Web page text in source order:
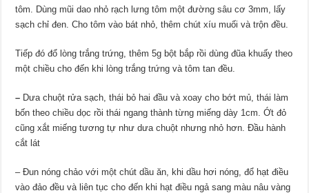
tôm. Dùng mũi dao nhỏ rạch lưng tôm một đường sâu cơ 3mm, lấy
sạch chỉ đen. Cho tôm vào bát nhỏ, thêm chút xíu muối và trộn đều.
Tiếp đó đổ lòng trắng trứng, thêm 5g bột bắp rồi dùng đũa khuấy theo
một chiều cho đến khi lòng trắng trứng và tôm tan đều.
– Dưa chuột rửa sạch, thái bỏ hai đầu và xoay cho bớt mủ, thái làm
bốn theo chiều dọc rồi thái ngang thành từng miếng dày 1cm. Ớt đỏ
cũng xắt miếng tương tự như dưa chuột nhưng nhỏ hơn. Đầu hành
cắt lát
– Đun nóng chảo với một chút dầu ăn, khi dầu hơi nóng, đổ hạt điều
vào đảo đều và liên tục cho đến khi hạt điều ngả sang màu nâu vàng